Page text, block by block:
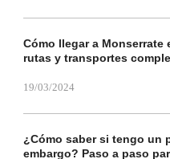
Cómo llegar a Monserrate
rutas y transportes
19/03/2024
¿Cómo saber si tengo un
embargo? Paso a paso